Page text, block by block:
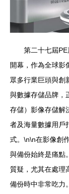
第二十七屆
開幕，作為全球影
眾多行業巨頭與
與數據存儲品牌，
存儲）影像存儲解
者及海量數據用戶
式。\n\n在影像創
與備份始終是痛點
質疑，尤其在處理
備份時中非常吃力